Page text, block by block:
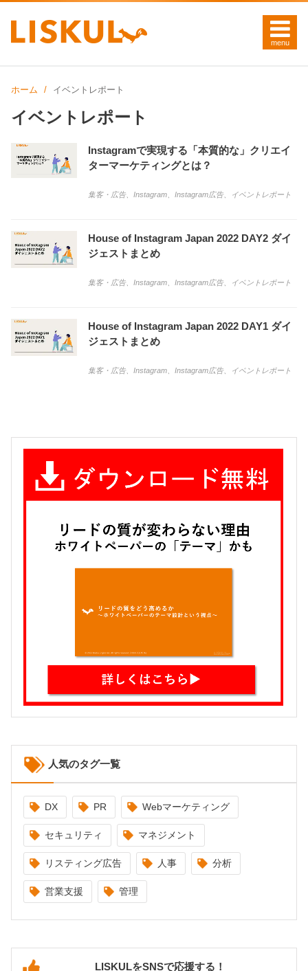
ホーム イベントレポート
イベントレポート
Instagramで実現する「本質的な」クリエイ
ターマーケティングとは？
集客・広告、 Instagram Instagram広告、 イベントレポート
House of Instagram Japan 2022 DAY2 ダイ
ジェストまとめ
集客・広告、 Instagram Instagram広告、 イベントレポート
House of Instagram Japan 2022 DAY1 ダイ
ジェストまとめ
集客・広告、 Instagram Instagram広告、 イベントレポート
人気のタグ一覧
DX PR Webマーケティング
セキュリティ マネジメント
リスティング広告 人事 分析
営業支援 管理
LISKULをSNSで応援する！